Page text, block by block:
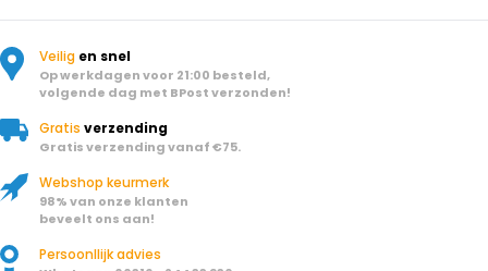
Veilig en snel
Op werkdagen voor 21:00 besteld,
volgende dag met BPost verzonden!
Gratis verzending
Gratis verzending vanaf €75.
Webshop keurmerk
98% van onze klanten
beveelt ons aan!
Persoonllijk advies